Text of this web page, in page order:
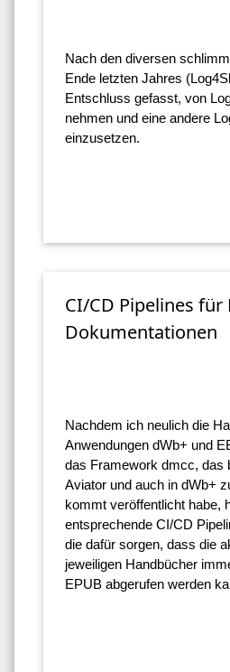
Nach den diversen
Ende letzten Jahres
Entschluss gefasst, von
nehmen und eine andere
einzusetzen.
CI/CD Pipelines für
Dokumentationen
Nachdem ich neulich die
Anwendungen dWb+ und
das Framework dmcc, das
Aviator und auch in dWb+
kommt veröffentlicht habe,
entsprechende CI/CD
die dafür sorgen, dass die
jeweiligen Handbücher
EPUB abgerufen werden